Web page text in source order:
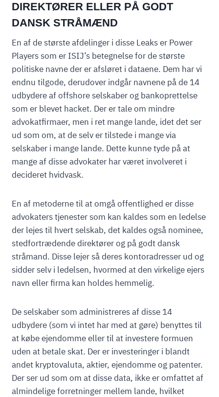
DIREKTØRER ELLER PÅ GODT
DANSK STRÅMÆND
En af de største afdelinger i disse Leaks er Power
Players som er ISIJ’s betegnelse for de største
politiske navne der er afsløret i dataene. Dem har vi
endnu tilgode, derudover indgår navnene på de 14
udbydere af offshore selskaber og bankoprettelse
som er blevet hacket. Der er tale om mindre
advokatfirmaer, men i ret mange lande, idet det ser
ud som om, at de selv er tilstede i mange via
selskaber i mange lande. Dette kunne tyde på at
mange af disse advokater har været involveret i
decideret hvidvask.
En af metoderne til at omgå offentlighed er disse
advokaters tjenester som kan kaldes som en ledelse
der lejes til hvert selskab, det kaldes også nominee,
stedfortrædende direktører og på godt dansk
stråmand. Disse lejer så deres kontoradresser ud og
sidder selv i ledelsen, hvormed at den virkelige ejers
navn eller firma kan holdes hemmelig.
De selskaber som administreres af disse 14
udbydere (som vi intet har med at gøre) benyttes til
at købe ejendomme eller til at investere formuen
uden at betale skat. Der er investeringer i blandt
andet kryptovaluta, aktier, ejendomme og patenter.
Der ser ud som om at disse data, ikke er omfattet af
almindelige forretninger mellem lande, hvilket